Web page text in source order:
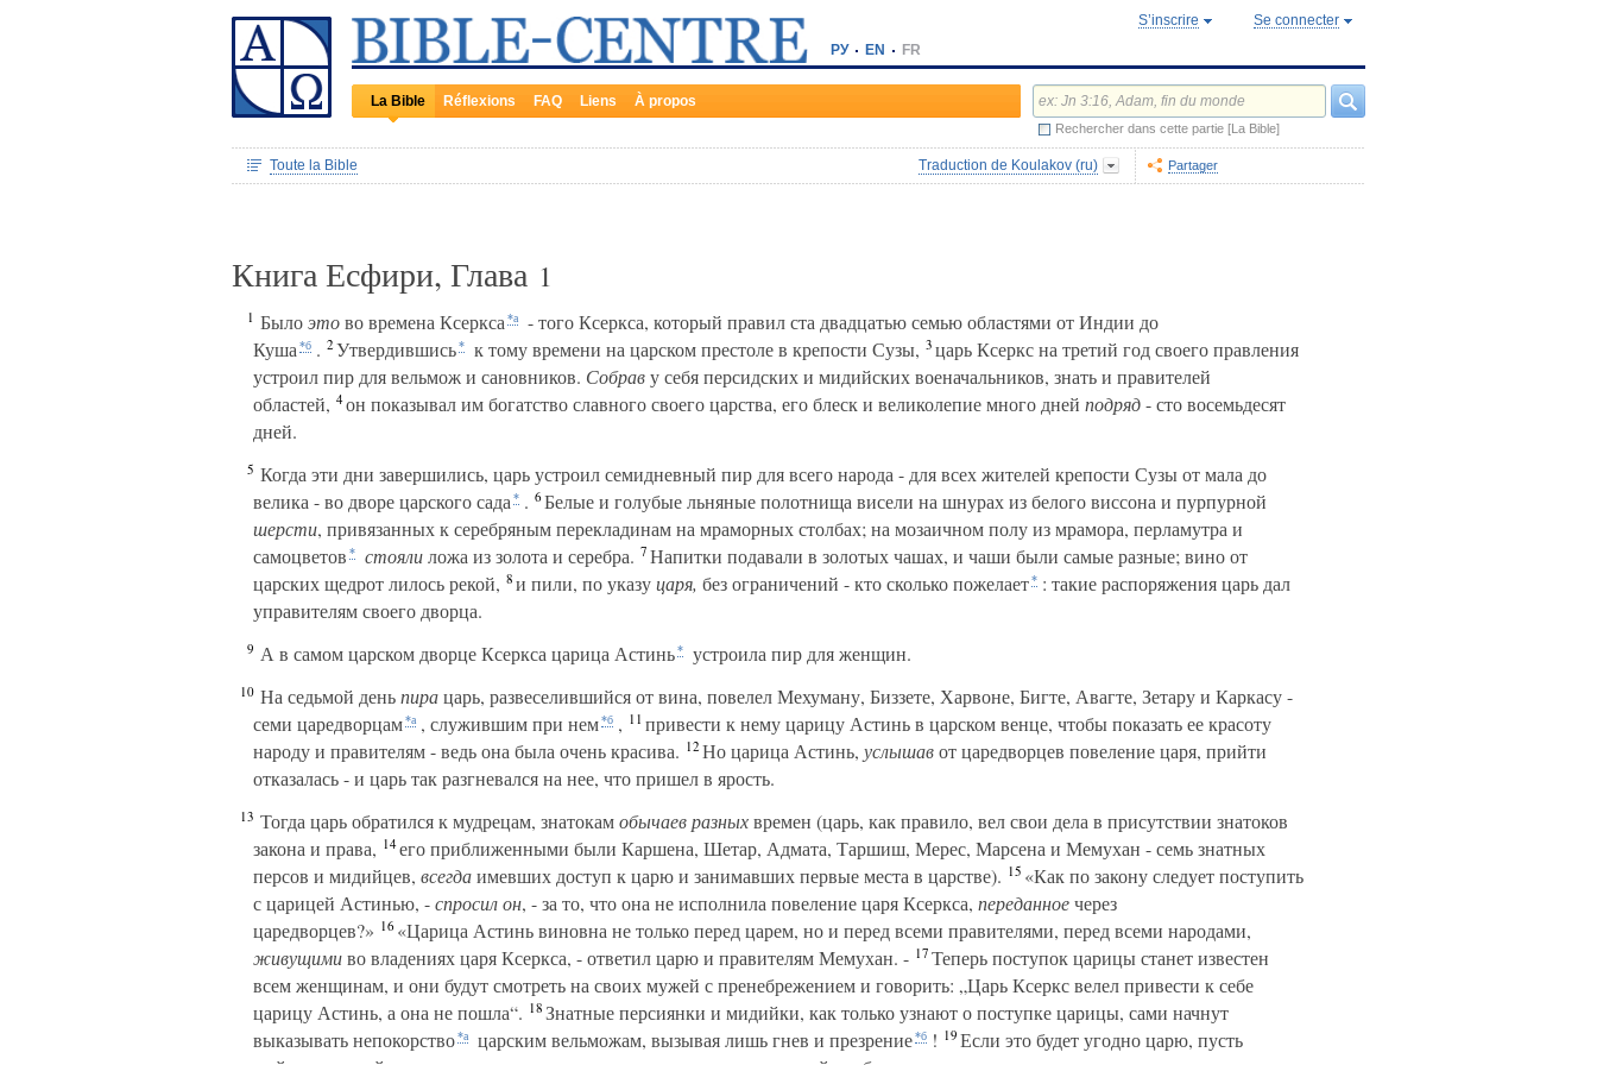
РУ EN FR
S’inscrire Se connecter
La Bible Réflexions FAQ Liens À propos
Rechercher dans cette partie [La Bible]
Toute la Bible Traduction de Koulakov (ru) Partager
Книга Есфири, Глава 1
1 Былоэтово времена Ксеркса *а
- того Ксеркса, который правил ста двадцатью семью областями от Индии до
Куша *б . 2Утвердившись* к тому времени на царском престоле в крепости Сузы, 3царь Ксеркс на третий год своего правления
устроил пир для вельмож и сановников. Собраву себя персидских и мидийских военачальников, знать и правителей
областей, 4он показывал им богатство славного своего царства, его блеск и великолепие много дней подряд- сто восемьдесят
дней.
5 Когда эти дни завершились, царь устроил семидневный пир для всего народа - для всех жителей крепости Сузы от мала до
велика - во дворе царского сада * . 6Белые и голубые льняные полотнища висели на шнурах из белого виссона и пурпурной
шерсти, привязанных к серебряным перекладинам на мраморных столбах; на мозаичном полу из мрамора, перламутра и
самоцветов * стоялиложа из золота и серебра. 7Напитки подавали в золотых чашах, и чаши были самые разные; вино от
царских щедрот лилось рекой, 8и пили, по указуцаря, без ограничений - кто сколько пожелает* : такие распоряжения царь дал
управителям своего дворца.
9 А в самом царском дворце Ксеркса царица Астинь* устроила пир для женщин.
10 На седьмой деньпирацарь, развеселившийся от вина, повелел Мехуману, Биззете, Харвоне, Бигте, Авагте, Зетару и Каркасу -
семи царедворцам*а , служившим при нем*б , 11привести к нему царицу Астинь в царском венце, чтобы показать ее красоту
народу и правителям - ведь она была очень красива. 12Но царица Астинь, услышавот царедворцев повеление царя, прийти
отказалась - и царь так разгневался на нее, что пришел в ярость.
13 Тогда царь обратился к мудрецам, знатокамобычаев разныхвремен (царь, как правило, вел свои дела в присутствии знатоков
закона и права, 14его приближенными были Каршена, Шетар, Адмата, Таршиш, Мерес, Марсена и Мемухан - семь знатных
персов и мидийцев, всегдаимевших доступ к царю и занимавших первые места в царстве). 15«Как по закону следует поступить
с царицей Астинью, -спросил он, - за то, что она не исполнила повеление царя Ксеркса, переданноечерез
царедворцев?» 16«Царица Астинь виновна не только перед царем, но и перед всеми правителями, перед всеми народами,
живущимиво владениях царя Ксеркса, - ответил царю и правителям Мемухан. - 17Теперь поступок царицы станет известен
всем женщинам, и они будут смотреть на своих мужей с пренебрежением и говорить: „Царь Ксеркс велел привести к себе
царицу Астинь, а она не пошла“. 18Знатные персиянки и мидийки, как только узнают о поступке царицы, сами начнут
выказывать непокорство*а царским вельможам, вызывая лишь гнев и презрение*б ! 19Если это будет угодно царю, пусть